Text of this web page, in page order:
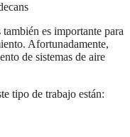
es importante para
Afortunadamente,
de sistemas de aire
tipo de trabajo están: